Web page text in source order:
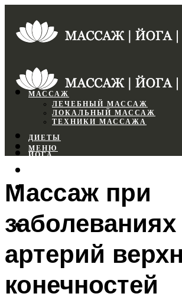
МАССАЖ
ЛЕЧЕБНЫЙ МАССАЖ
ЛОКАЛЬНЫЙ МАССАЖ
ТЕХНИКИ МАССАЖА
ДИЕТЫ
ЙОГА
ФИТНЕС
МЕНЮ
МЕНЮ
Массаж при
заболеваниях
артерий
конечностей